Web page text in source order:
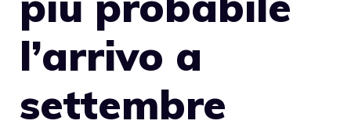
l’arrivo a
settembre